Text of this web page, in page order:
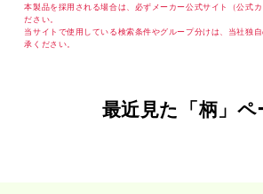
本製品を採用される場合は、必ずメーカー公式サイト（公式
ださい。
当サイトで使用している検索条件やグループ分けは、当社独
承ください。
最近見た「柄」ペ